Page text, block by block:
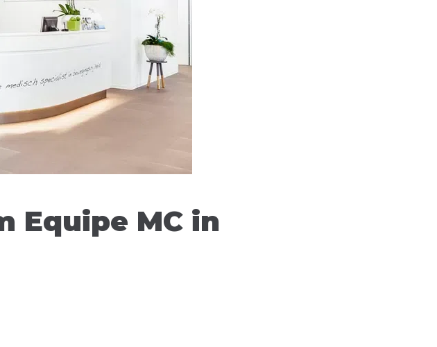
Equipe MC in